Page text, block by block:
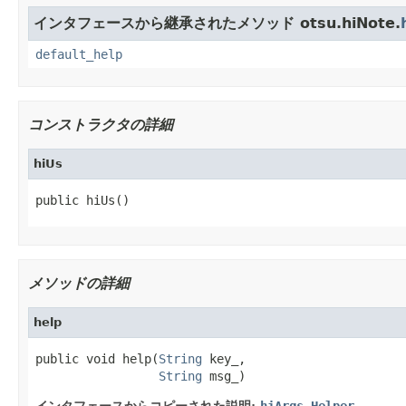
インタフェースから継承されたメソッド otsu.hiNote.
default_help
コンストラクタの詳細
hiUs
public hiUs()
メソッドの詳細
help
public void help(String key_,
String msg_)